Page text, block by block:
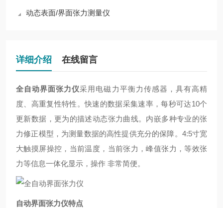
动态表面/界面张力测量仪
详细介绍 在线留言
全自动界面张力仪采用电磁力平衡力传感器，具有高精
度、高重复性特性。快速的数据采集速率，每秒可达10个
更新数据，更为的描述动态张力曲线。内嵌多种专业的张
力修正模型，为测量数据的高性提供充分的保障。4:5寸宽
大触摸屏操控，当前温度，当前张力，峰值张力，等效张
力等信息一体化显示，操作 非常简便。
自动界面张力仪特点